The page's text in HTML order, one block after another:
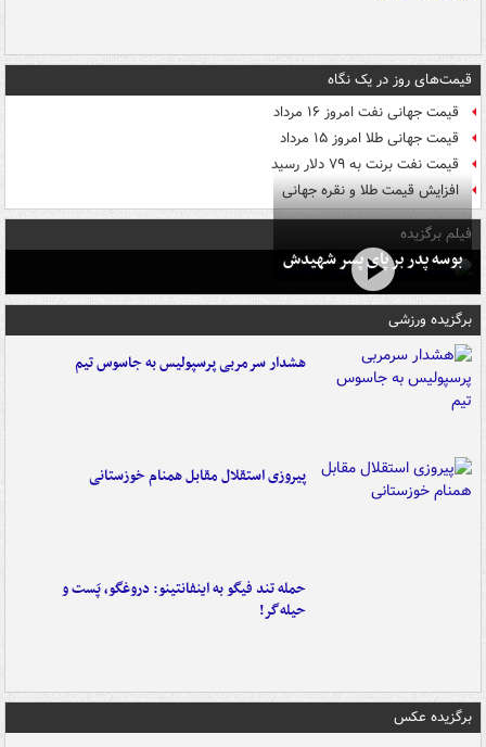
قیمت‌های روز در یک نگاه
قیمت جهانی نفت امروز ۱۶ مرداد
قیمت جهانی طلا امروز ۱۵ مرداد
قیمت نفت برنت به ۷۹ دلار رسید
افزایش قیمت طلا و نقره جهانی
فیلم برگزیده
بوسه‌ پدر بر پای پسر شهیدش
برگزیده ورزشی
هشدار سرمربی پرسپولیس به جاسوس تیم
پیروزی استقلال مقابل همنام خوزستانی
حمله تند فیگو به اینفانتینو: دروغگو، پَست‌ و
حیله‌گر!
برگزیده عکس